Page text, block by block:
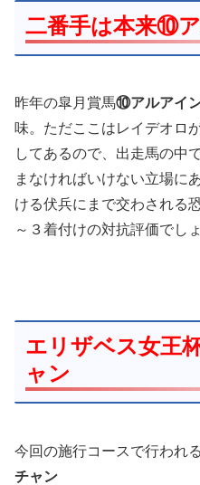
二番手は本来⑩
昨年の皐月賞馬⑩アルアイ
味。ただここはレイデオロ
してあるので、出走馬の中
まなければいけない立場に
ける伏兵にまで交わされる
～３着付けの対抗評価でしょ
エリザベス女王
ャン
今回の施行コースで行われ
チャン